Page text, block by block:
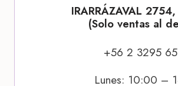
IRARRÁZAVAL
(Solo ventas al
+56 2 3295
Lunes: 10:00 –